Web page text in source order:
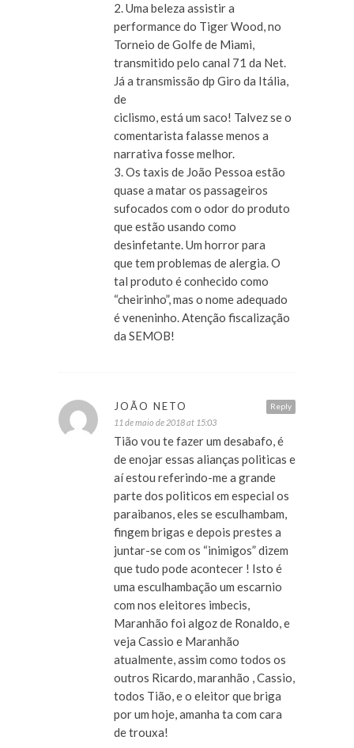
2. Uma beleza assistir a
performance do Tiger Wood, no
Torneio de Golfe de Miami,
transmitido pelo canal 71 da Net.
Já a transmissão dp Giro da Itália,
de
ciclismo, está um saco! Talvez se o
comentarista falasse menos a
narrativa fosse melhor.
3. Os taxis de João Pessoa estão
quase a matar os passageiros
sufocados com o odor do produto
que estão usando como
desinfetante. Um horror para
que tem problemas de alergia. O
tal produto é conhecido como
“cheirinho”, mas o nome adequado
é veneninho. Atenção fiscalização
da SEMOB!
Reply
JOÃO NETO
11 de maio de 2018 at 15:03
Tião vou te fazer um desabafo, é
de enojar essas alianças politicas e
aí estou referindo-me a grande
parte dos politicos em especial os
paraibanos, eles se esculhambam,
fingem brigas e depois prestes a
juntar-se com os “inimigos” dizem
que tudo pode acontecer ! Isto é
uma esculhambação um escarnio
com nos eleitores imbecis,
Maranhão foi algoz de Ronaldo, e
veja Cassio e Maranhão
atualmente, assim como todos os
outros Ricardo, maranhão , Cassio,
todos Tião, e o eleitor que briga
por um hoje, amanha ta com cara
de trouxa!